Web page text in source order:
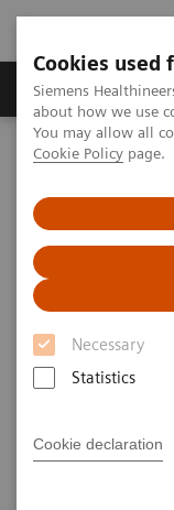
Cookies used
Siemens
about how we use
You may allow all
Cookie Policy page.
Necessary
Statistics
Cookie declaration
Zobrazovací
Home
Point-of-Care
(Part 2)
ABCs of
Webinar